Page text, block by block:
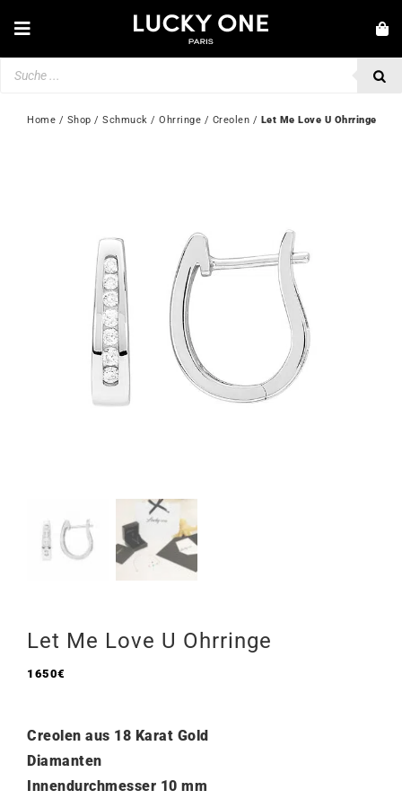
InhaltToggle
Navigation
💎 KUNDENSERVICE
Mein Konto
Home / Shop / Schmuck / Ohrringe / Creolen / Let Me Love U Ohrringe
Let Me Love U Ohrringe
1650€
Creolen aus 18 Karat Gold
Diamanten
Innendurchmesser 10 mm